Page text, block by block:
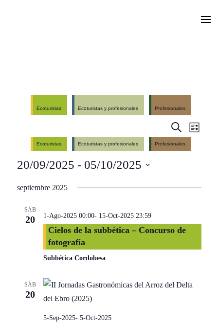
Ecoturistas Ecoturistas y profesionales Profesionales
Events
Search
and
SearchList
Ecoturistas Ecoturistas y profesionales Profesionales
20/09/2025 - 05/10/2025
date.
septiembre 2025
SÁB
20 1-Ago-2025 00:00- 15-Oct-2025 23:59
Cielos de la subbética – Concurso de
fotografía
Subbética Cordobesa
SÁB
20
5-Sep-2025- 5-Oct-2025